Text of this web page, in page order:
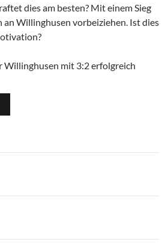
dies am besten? Mit einem Sieg
an Willinghusen vorbeiziehen. Ist dies
Willinghusen mit 3:2 erfolgreich